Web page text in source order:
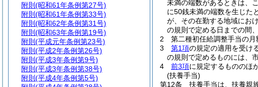
未満の端数があるときは、
に50銭未満の端数を生じた
が、その在勤する地域にお
の規則で定める日までの間
2
第二種初任給調整手当の
3
第1項の規定の適用を受け
の規則で定めるものには、
4
前3項に規定するもののほ
(扶養手当)
第12条
扶養手当は、扶養親
附則 (昭和61年条例第27号)
附則 (昭和61年条例第33号)
附則 (昭和62年条例第31号)
附則 (昭和63年条例第19号)
附則 (平成元年条例第23号)
附則 (平成2年条例第26号)
附則 (平成3年条例第9号)
附則 (平成3年条例第38号)
附則 (平成4年条例第5号)